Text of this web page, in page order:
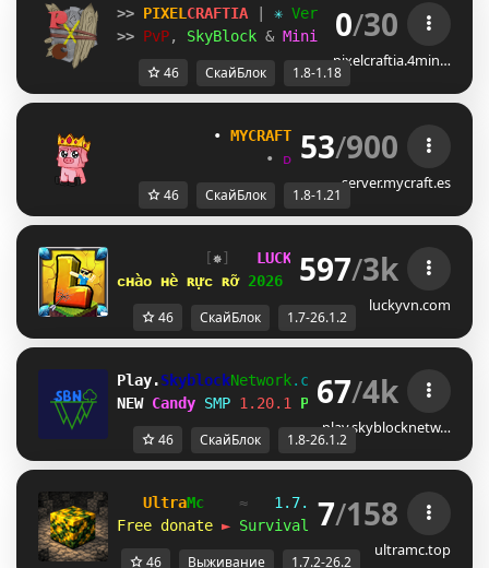
>> PIXEL CRAFTIA ✳ Version 1.8.X - 1.18.X
>> PvP, SkyBlock & Minigames | jetzt
0/30
pixelcraftia.4min…
46 СкайБлок 1.8-1.18
• MYCRAFT NETWORK • (1.8 -
•
ᴅᴜɴɢᴇᴏɴ • ʀᴘɢ
53/900
server.mycraft.es
46 СкайБлок 1.8-1.21
[✵] LUCKYVN NETWORK OC
ᴄʜàᴏ ʜè ʀựᴄ ʀỡ 2026 ⋆ open ꜱᴋʏʙʟᴏᴄᴋ ᴇʀᴀ
597/3k
luckyvn.com
46 СкайБлок 1.7-26.1.2
Play.SkyblockNetwork.com [1.8-26.1.2]
NEW Candy SMP 1.20.1 Play Now!
67/4k
play.skyblocknetw…
46 СкайБлок 1.8-26.1.2
UltraMc ≈ 1.7.2 — 26.2 ≈
Free donate ► Survival • SkyBlock •
7/158
ultramc.top
46 Выживание 1.7.2-26.2